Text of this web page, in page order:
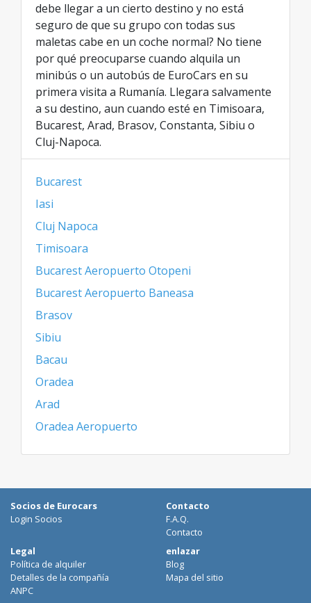
debe llegar a un cierto destino y no está
seguro de que su grupo con todas sus
maletas cabe en un coche normal? No tiene
por qué preocuparse cuando alquila un
minibús o un autobús de EuroCars en su
primera visita a Rumanía. Llegara salvamente
a su destino, aun cuando esté en Timisoara,
Bucarest, Arad, Brasov, Constanta, Sibiu o
Cluj-Napoca.
Bucarest
Iasi
Cluj Napoca
Timisoara
Bucarest Aeropuerto Otopeni
Bucarest Aeropuerto Baneasa
Brasov
Sibiu
Bacau
Oradea
Arad
Oradea Aeropuerto
Socios de Eurocars
Login Socios
Contacto
F.A.Q.
Contacto
Legal
Política de alquiler
Detalles de la compañía
ANPC
enlazar
Blog
Mapa del sitio